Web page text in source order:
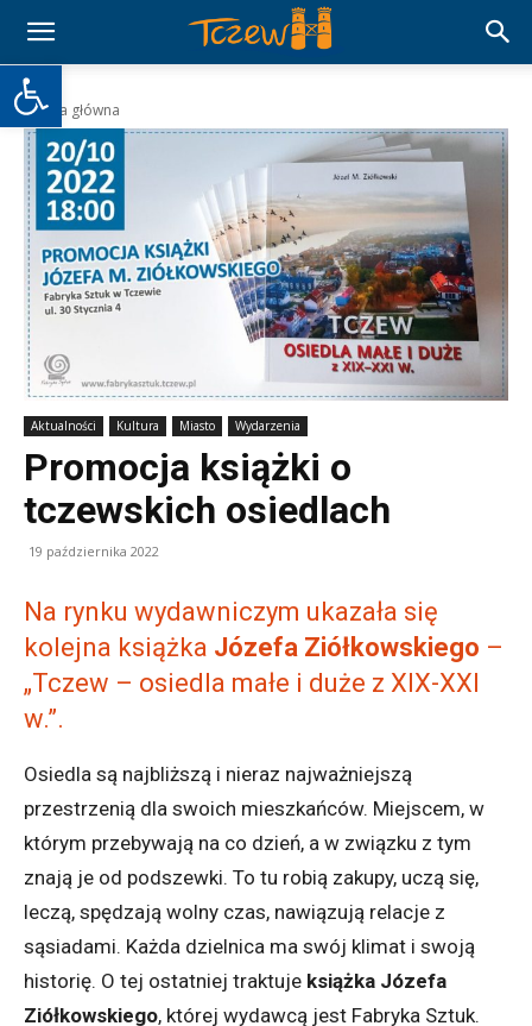
Otwórz pasek narzędzi
Strona główna
Aktualności Kultura Miasto Wydarzenia
Promocja książki o
tczewskich osiedlach
19 października 2022
Na rynku wydawniczym ukazała się
kolejna książka Józefa Ziółkowskiego –
„Tczew – osiedla małe i duże z XIX-XXI
w.”.
Osiedla są najbliższą i nieraz najważniejszą
przestrzenią dla swoich mieszkańców. Miejscem, w
którym przebywają na co dzień, a w związku z tym
znają je od podszewki. To tu robią zakupy, uczą się,
leczą, spędzają wolny czas, nawiązują relacje z
sąsiadami. Każda dzielnica ma swój klimat i swoją
historię. O tej ostatniej traktuje książka Józefa
Ziółkowskiego, której wydawcą jest Fabryka Sztuk.